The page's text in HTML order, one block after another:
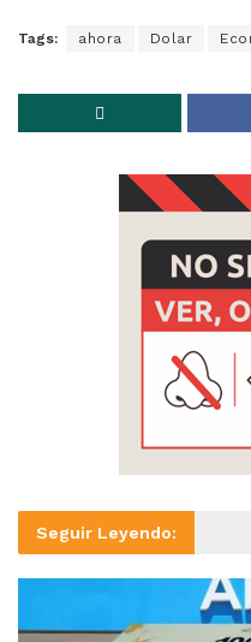
Tags: ahora Dolar
Seguir Leyendo: